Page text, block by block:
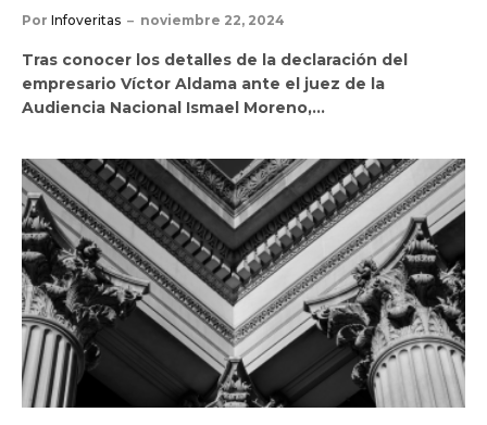
Por Infoveritas noviembre 22, 2024
Tras conocer los detalles de la declaración del
empresario Víctor Aldama ante el juez de la
Audiencia Nacional Ismael Moreno,…